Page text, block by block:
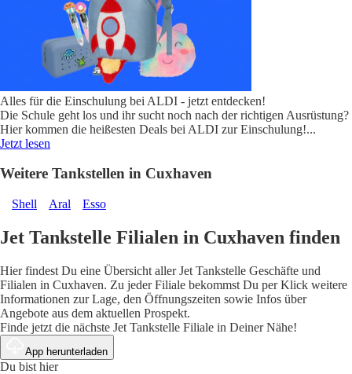
Alles für die Einschulung bei ALDI - jetzt entdecken!
Die Schule geht los und ihr sucht noch nach der richtigen Ausrüstung?
Hier kommen die heißesten Deals bei ALDI zur Einschulung!...
Jetzt lesen
Weitere Tankstellen in Cuxhaven
Shell Aral Esso
Jet Tankstelle Filialen in Cuxhaven finden
Hier findest Du eine Übersicht aller Jet Tankstelle Geschäfte und
Filialen in Cuxhaven. Zu jeder Filiale bekommst Du per Klick weitere
Informationen zur Lage, den Öffnungszeiten sowie Infos über
Angebote aus dem aktuellen Prospekt.
Finde jetzt die nächste Jet Tankstelle Filiale in Deiner Nähe!
App herunterladen
Du bist hier